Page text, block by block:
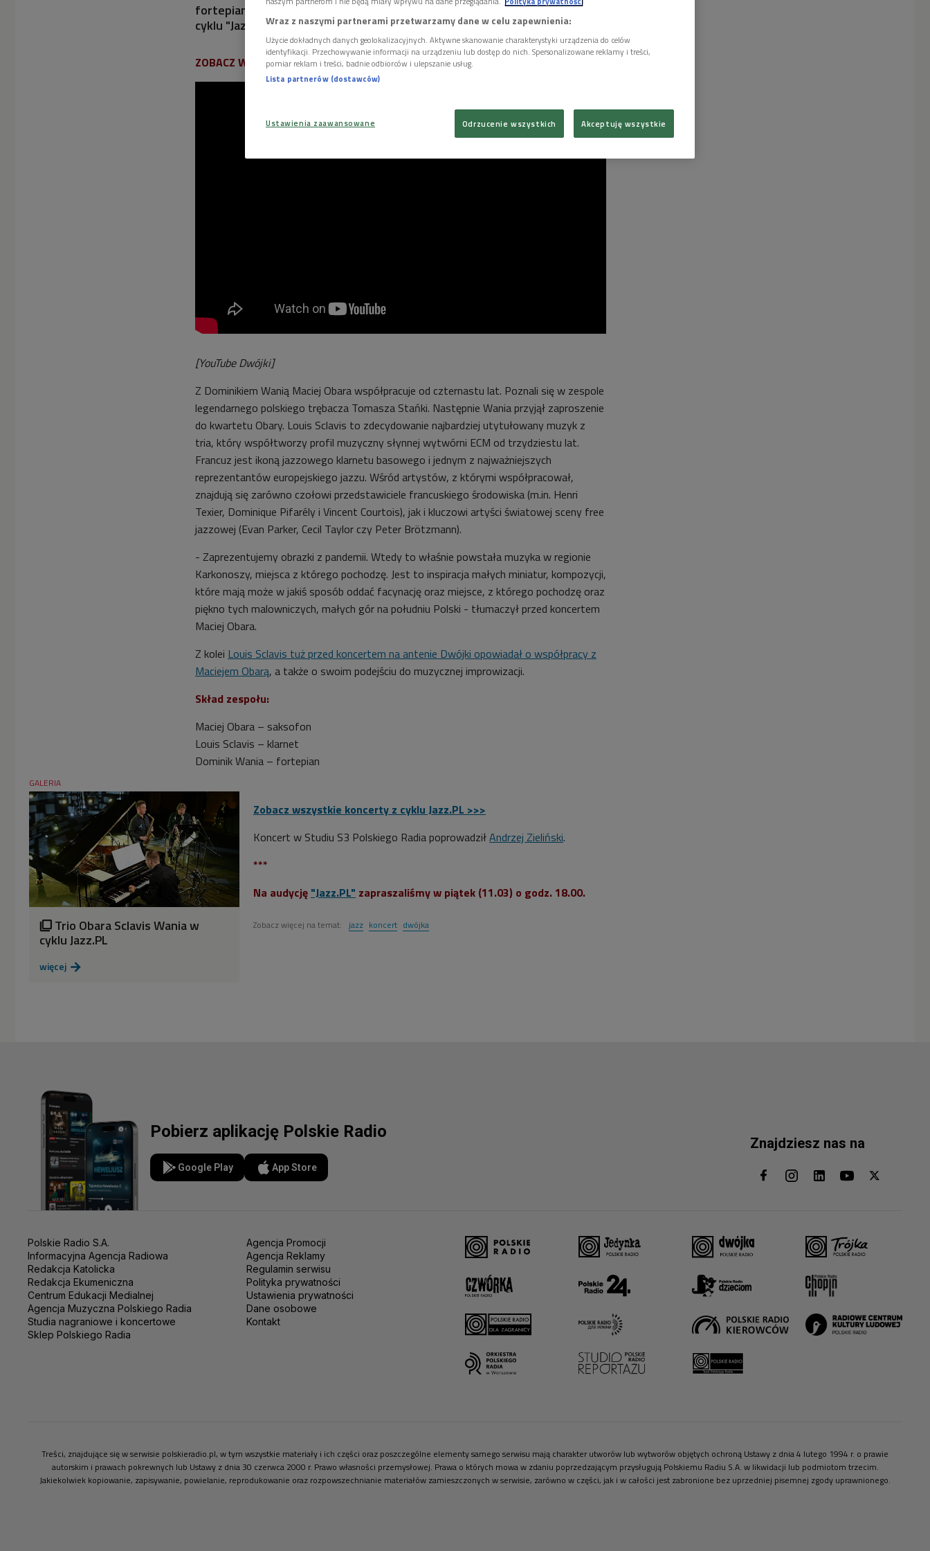
fortepianie - tak ceniony saksofonista Maciej Obara zapowiadał koncert z
cyklu "Jazz.PL".
ZOBACZ WIDEO:
[YouTube Dwójki]
Z Dominikiem Wanią Maciej Obara współpracuje od czternastu lat. Poznali się w zespole
legendarnego polskiego trębacza Tomasza Stańki. Następnie Wania przyjął zaproszenie
do kwartetu Obary. Louis Sclavis to zdecydowanie najbardziej utytułowany muzyk z
tria, który współtworzy profil muzyczny słynnej wytwórni ECM od trzydziestu lat.
Francuz jest ikoną jazzowego klarnetu basowego i jednym z najważniejszych
reprezentantów europejskiego jazzu. Wśród artystów, z którymi współpracował,
znajdują się zarówno czołowi przedstawiciele francuskiego środowiska (m.in. Henri
Texier, Dominique Pifarély i Vincent Courtois), jak i kluczowi artyści światowej sceny free
jazzowej (Evan Parker, Cecil Taylor czy Peter Brötzmann).
- Zaprezentujemy obrazki z pandemii. Wtedy to właśnie powstała muzyka w regionie
Karkonoszy, miejsca z którego pochodzę. Jest to inspiracja małych miniatur, kompozycji,
które mają może w jakiś sposób oddać facynację oraz miejsce, z którego pochodzę oraz
piękno tych malowniczych, małych gór na południu Polski - tłumaczył przed koncertem
Maciej Obara.
Z kolei Louis Sclavis tuż przed koncertem na antenie Dwójki opowiadał o współpracy z
Maciejem Obarą, a także o swoim podejściu do muzycznej improwizacji.
Skład zespołu:
Maciej Obara – saksofon
Louis Sclavis – klarnet
Dominik Wania – fortepian
GALERIA
 Trio Obara Sclavis Wania w
cyklu Jazz.PL
więcej 
Zobacz wszystkie koncerty z cyklu Jazz.PL >>>
Koncert w Studiu S3 Polskiego Radia poprowadziłAndrzej Zieliński.
***
Na audycję "Jazz.PL" zapraszaliśmy w piątek (11.03) o godz. 18.00.
Zobacz więcej na temat: jazz koncert dwójka
Pobierz aplikację Polskie Radio
Google Play App Store
Znajdziesz nas na
Polskie Radio S.A.
Informacyjna Agencja Radiowa
Redakcja Katolicka
Redakcja Ekumeniczna
Centrum Edukacji Medialnej
Agencja Muzyczna Polskiego Radia
Studia nagraniowe i koncertowe
Sklep Polskiego Radia
Agencja Promocji
Agencja Reklamy
Regulamin serwisu
Polityka prywatności
Ustawienia prywatności
Dane osobowe
Kontakt
Treści, znajdujące się w serwisie polskieradio.pl, w tym wszystkie materiały i ich części oraz poszczególne elementy samego serwisu mają charakter utworów lub wytworów objętych ochroną Ustawy z dnia 4 lutego 1994 r. o prawie
autorskim i prawach pokrewnych lub Ustawy z dnia 30 czerwca 2000 r. Prawo własności przemysłowej. Prawa o których mowa w zdaniu poprzedzającym przysługują Polskiemu Radiu S.A. w likwidacji lub podmiotom trzecim.
Jakiekolwiek kopiowanie, zapisywanie, powielanie, reprodukowanie oraz rozpowszechnianie materiałów zamieszczonych w serwisie, zarówno w części, jak i w całości jest zabronione bez uprzedniej pisemnej zgody uprawnionego.
Wraz z naszymi partnerami przetwarzamy dane w celu zapewnienia:
Użycie dokładnych danych geolokalizacyjnych. Aktywne skanowanie charakterystyki urządzenia do celów
identyfikacji. Przechowywanie informacji na urządzeniu lub dostęp do nich. Spersonalizowane reklamy i treści,
pomiar reklam i treści, badnie odbiorców i ulepszanie usług.
Lista partnerów (dostawców)
Ustawienia zaawansowane Odrzucenie wszystkich Akceptuję wszystkie